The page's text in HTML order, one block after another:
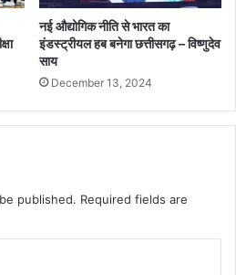
नई औद्योगिक नीति से भारत का
इंडस्ट्रीयल हब बनेगा छत्तीसगढ़ – विष्णुदेव
साय
December 13, 2024
published. Required fields are